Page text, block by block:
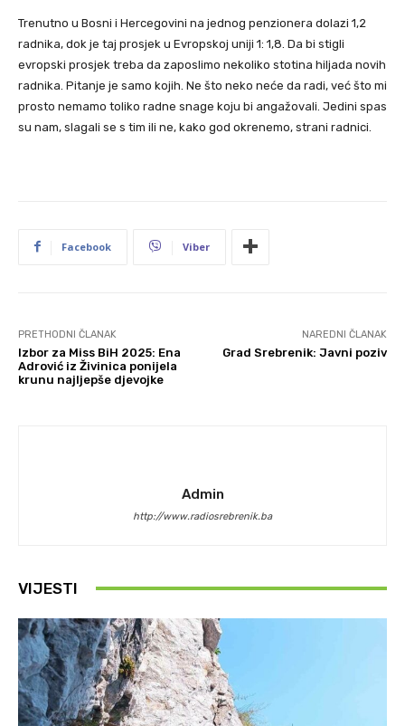
Trenutno u Bosni i Hercegovini na jednog penzionera dolazi 1,2
radnika, dok je taj prosjek u Evropskoj uniji 1: 1,8. Da bi stigli
evropski prosjek treba da zaposlimo nekoliko stotina hiljada novih
radnika. Pitanje je samo kojih. Ne što neko neće da radi, već što mi
prosto nemamo toliko radne snage koju bi angažovali. Jedini spas
su nam, slagali se s tim ili ne, kako god okrenemo, strani radnici.
Facebook Viber
PRETHODNI ČLANAK
Izbor za Miss BiH 2025: Ena
Adrović iz Živinica ponijela
krunu najljepše djevojke
NAREDNI ČLANAK
Grad Srebrenik: Javni poziv
Admin
http://www.radiosrebrenik.ba
VIJESTI